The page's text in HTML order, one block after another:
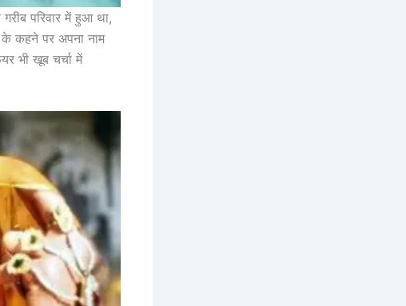
परिवार में हुआ था,
के कहने पर अपना नाम
भी खूब चर्चा में